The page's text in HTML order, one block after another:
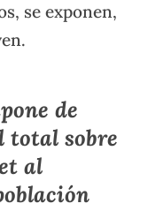
se exponen,
de
total sobre
al